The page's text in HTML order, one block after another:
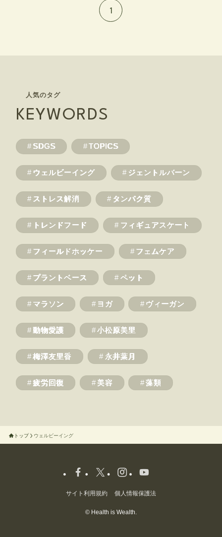
1
KEYWORDS
SDGS TOPICS
ウェルビーイング ジェントルバーン
ストレス解消 タンパク質
トレンドフード フィギュアスケート
フィールドホッケー フェムケア
プラントベース ペット
マラソン ヨガ ヴィーガン
動物愛護 小松原美里
梅澤友里香 永井葉月
疲労回復 美容 藻類
トップ ウェルビーイング
サイト利用規約 個人情報保護法
©Health is Wealth.